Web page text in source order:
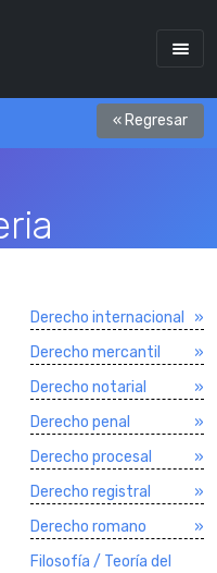
« Regresar
Derecho internacional
»
Derecho mercantil
»
Derecho notarial
»
Derecho penal
»
Derecho procesal
»
Derecho registral
»
Derecho romano
»
Filosofí­a / Teorí­a del